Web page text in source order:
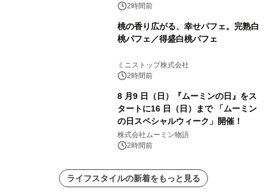
2時間前
桃の香り広がる、幸せパフェ。完熟白
桃パフェ／得盛白桃パフェ
ミニストップ株式会社
2時間前
8 月9 日（日）『ムーミンの日』をス
タートに16 日（日）まで 「ムーミン
の日スペシャルウィーク」開催！
株式会社ムーミン物語
2時間前
ライフスタイルの新着をもっと見る